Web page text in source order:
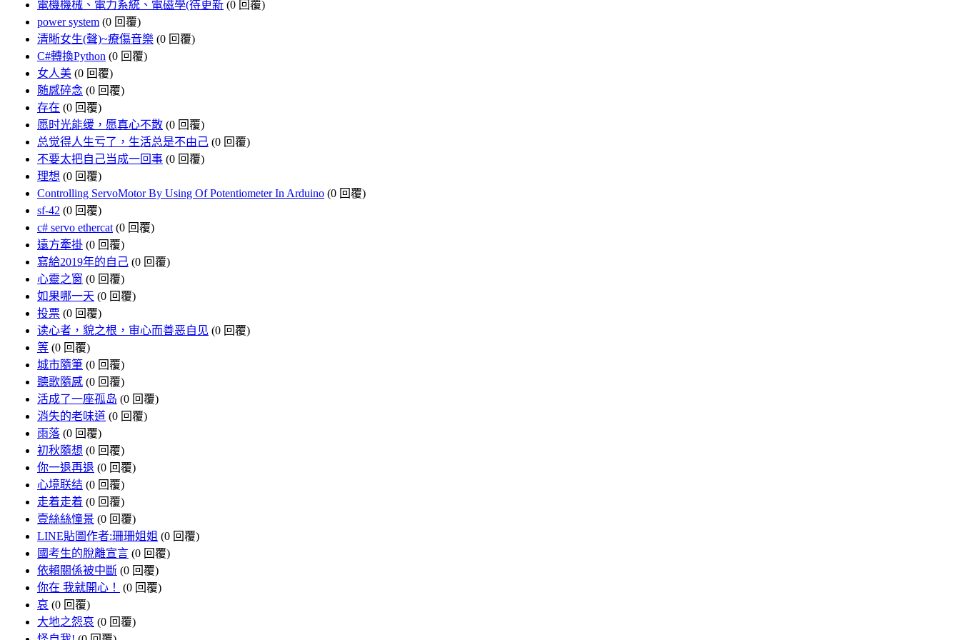
電機機械、電力系統、電磁學(待更新 (0 回覆)
power system (0 回覆)
清晰女生(聲)~療傷音樂 (0 回覆)
C#轉換Python (0 回覆)
女人美 (0 回覆)
随感碎念 (0 回覆)
存在 (0 回覆)
愿时光能缓，愿真心不散 (0 回覆)
总觉得人生亏了，生活总是不由己 (0 回覆)
不要太把自己当成一回事 (0 回覆)
理想 (0 回覆)
Controlling ServoMotor By Using Of Potentiometer In Arduino (0 回覆)
sf-42 (0 回覆)
c# servo ethercat (0 回覆)
遠方牽掛 (0 回覆)
寫給2019年的自己 (0 回覆)
心靈之窗 (0 回覆)
如果哪一天 (0 回覆)
投票 (0 回覆)
读心者，貌之根，审心而善恶自见 (0 回覆)
等 (0 回覆)
城市隨筆 (0 回覆)
聽歌隨感 (0 回覆)
活成了一座孤岛 (0 回覆)
消失的老味道 (0 回覆)
雨落 (0 回覆)
初秋隨想 (0 回覆)
你一退再退 (0 回覆)
心境联结 (0 回覆)
走着走着 (0 回覆)
壹絲絲憧景 (0 回覆)
LINE貼圖作者:珊珊姐姐 (0 回覆)
國考生的脫離宣言 (0 回覆)
依賴關係被中斷 (0 回覆)
你在 我就開心！
(0 回覆)
哀 (0 回覆)
大地之怨哀 (0 回覆)